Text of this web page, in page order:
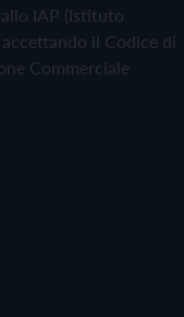
IAP (Istituto
il Codice di
Commerciale